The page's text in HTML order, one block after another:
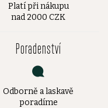
Platí při nákupu
nad 2000 CZK
Poradenství
Odborně a laskavě
poradíme